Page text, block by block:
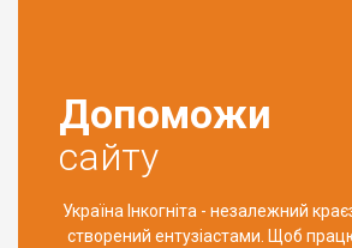
Допоможи
сайту
Україна Інкогніта - незалежний
створений ентузіастами. Щоб